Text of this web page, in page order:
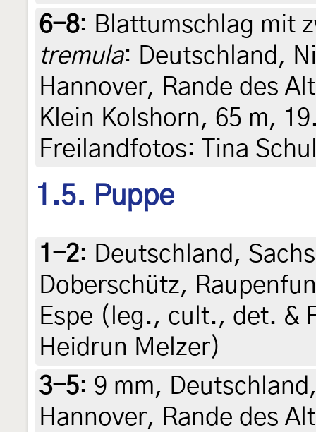
6-8: Blattumschlag mit
tremula: Deutschland,
Hannover, Rande des
Klein Kolshorn, 65 m,
Freilandfotos: Tina
1.5. Puppe
1-2: Deutschland,
Doberschütz,
Espe (leg., cult., det. &
Heidrun Melzer)
3-5: 9 mm,
Hannover, Rande des